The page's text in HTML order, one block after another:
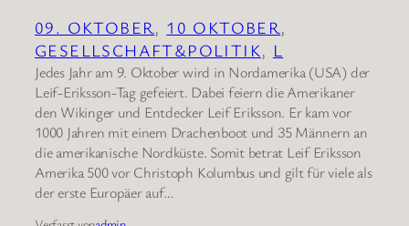
09. OKTOBER, 10 OKTOBER
GESELLSCHAFT&POLITIK, L
Jedes Jahr am 9. Oktober wird in Nordamerika (USA) der
Leif-Eriksson-Tag gefeiert. Dabei feiern die Amerikaner
den Wikinger und Entdecker Leif Eriksson. Er kam vor
1000 Jahren mit einem Drachenboot und 35 Männern an
die amerikanische Nordküste. Somit betrat Leif Eriksson
Amerika 500 vor Christoph Kolumbus und gilt für viele als
der erste Europäer auf…